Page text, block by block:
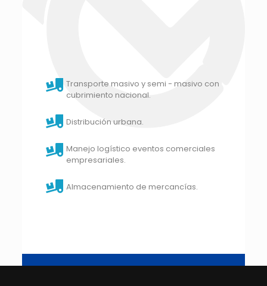
Transporte masivo y semi - masivo con
cubrimiento nacional.
Distribución urbana.
Manejo logístico eventos comerciales
empresariales.
Almacenamiento de mercancías.